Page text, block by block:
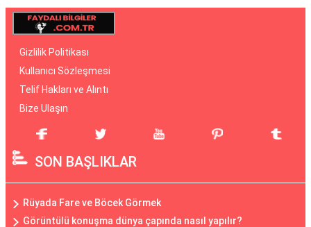
Gizlilik Politikası
Kullanıcı Sözleşmesi
Telif Hakları ve Alıntı
Bize Ulaşın
SON BAŞLIKLAR
Rüyada Fare ve Böcek Görmek
Görüntülü konuşma dünya çapında nasıl yapılır?